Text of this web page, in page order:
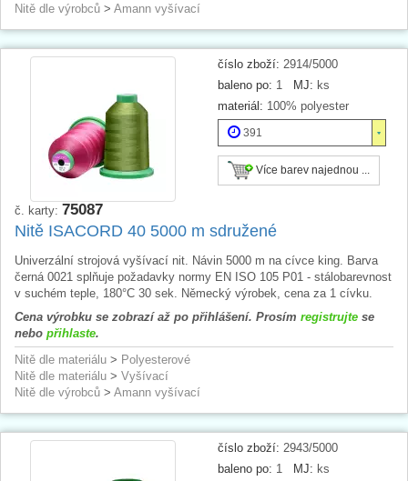
Nitě dle výrobců > Amann vyšívací
číslo zboží: 2914/5000
baleno po: 1 MJ: ks
materiál: 100% polyester
391
Více barev najednou ...
č. karty: 75087
Nitě ISACORD 40 5000 m sdružené
Univerzální strojová vyšívací nit. Návin 5000 m na cívce king. Barva
černá 0021 splňuje požadavky normy EN ISO 105 P01 - stálobarevnost
v suchém teple, 180°C 30 sek. Německý výrobek, cena za 1 cívku.
Cena výrobku se zobrazí až po přihlášení. Prosím registrujte se
nebo přihlaste.
Nitě dle materiálu > Polyesterové
Nitě dle materiálu > Vyšívací
Nitě dle výrobců > Amann vyšívací
číslo zboží: 2943/5000
baleno po: 1 MJ: ks